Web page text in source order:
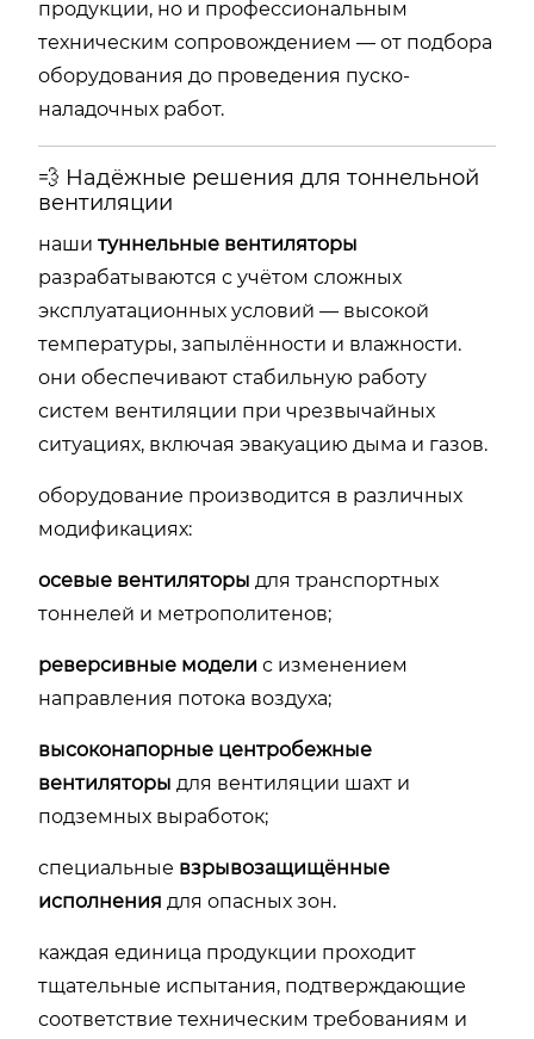
продукции, но и профессиональным
техническим сопровождением — от подбора
оборудования до проведения пуско-
наладочных работ.
💨 Надёжные решения для тоннельной
вентиляции
наши туннельные вентиляторы
разрабатываются с учётом сложных
эксплуатационных условий — высокой
температуры, запылённости и влажности.
они обеспечивают стабильную работу
систем вентиляции при чрезвычайных
ситуациях, включая эвакуацию дыма и газов.
оборудование производится в различных
модификациях:
осевые вентиляторы для транспортных
тоннелей и метрополитенов;
реверсивные модели с изменением
направления потока воздуха;
высоконапорные центробежные
вентиляторы для вентиляции шахт и
подземных выработок;
специальные взрывозащищённые
исполнения для опасных зон.
каждая единица продукции проходит
тщательные испытания, подтверждающие
соответствие техническим требованиям и